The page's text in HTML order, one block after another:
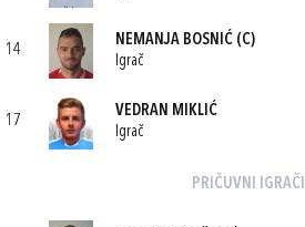
14
NEMANJA BOSNIĆ (C)
Igrač
17
VEDRAN MIKLIĆ
Igrač
PRIČUVNI IGRAČI